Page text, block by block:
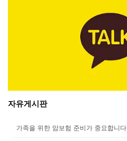
자유게시판
가족을 위한 암보험 준비가 중요합니다